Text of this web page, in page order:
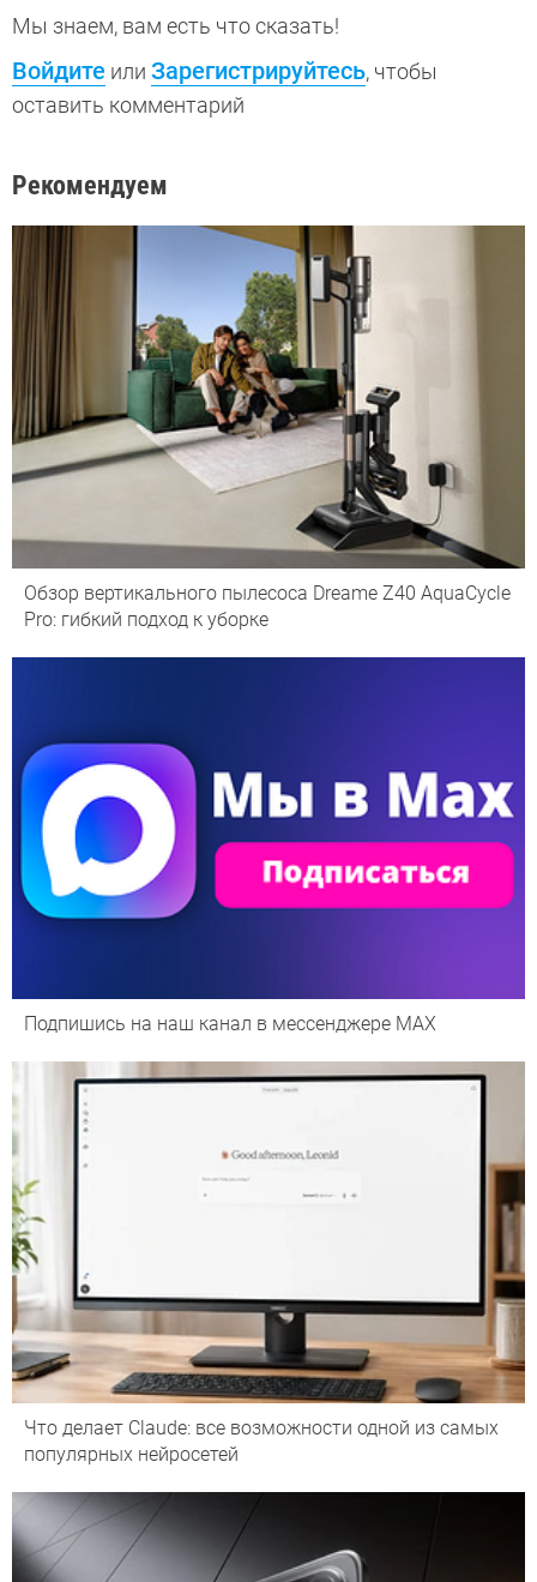
Мы знаем, вам есть что сказать!
Войдите или Зарегистрируйтесь, чтобы
оставить комментарий
Рекомендуем
Обзор вертикального пылесоса Dreame Z40 AquaCycle
Pro: гибкий подход к уборке
Подпишись на наш канал в мессенджере МАХ
Что делает Сlaude: все возможности одной из самых
популярных нейросетей